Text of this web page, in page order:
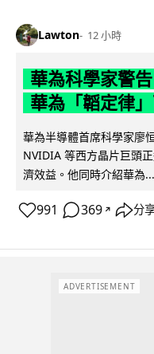
Lawton 12 小時
華為科學家警
華為「韜定律
華為半導體首席科學家廖
NVIDIA 等西方晶片巨頭
濟效益。他同時介紹華為...
991 369 ↗ 分
ADVERTISEMENT